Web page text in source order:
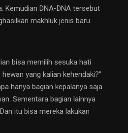
Kemudian DNA-DNA tersebut
makhluk jenis baru.
bisa memilih sesuka hati
yang kalian kehendaki?”
hanya bagian kepalanya saja
Sementara bagian lainnya
itu bisa mereka lakukan